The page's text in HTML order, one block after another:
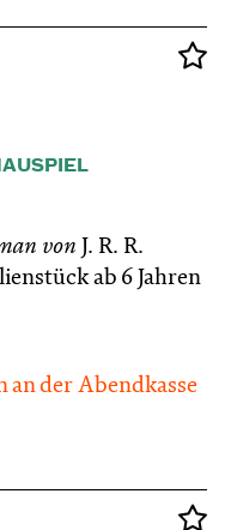
von J. R. R.
ab 6 Jahren
der Abendkasse